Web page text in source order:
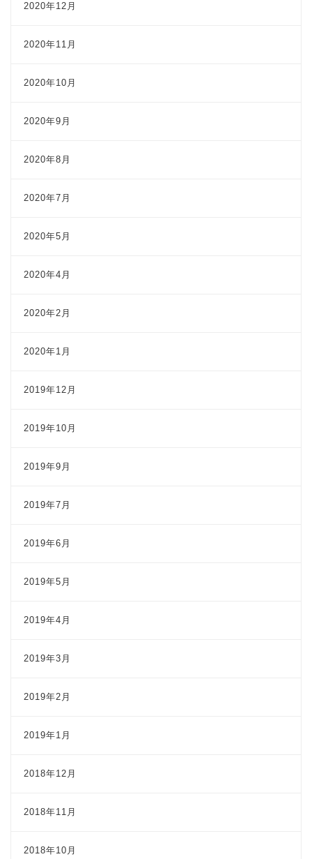
2020年12月
2020年11月
2020年10月
2020年9月
2020年8月
2020年7月
2020年5月
2020年4月
2020年2月
2020年1月
2019年12月
2019年10月
2019年9月
2019年7月
2019年6月
2019年5月
2019年4月
2019年3月
2019年2月
2019年1月
2018年12月
2018年11月
2018年10月